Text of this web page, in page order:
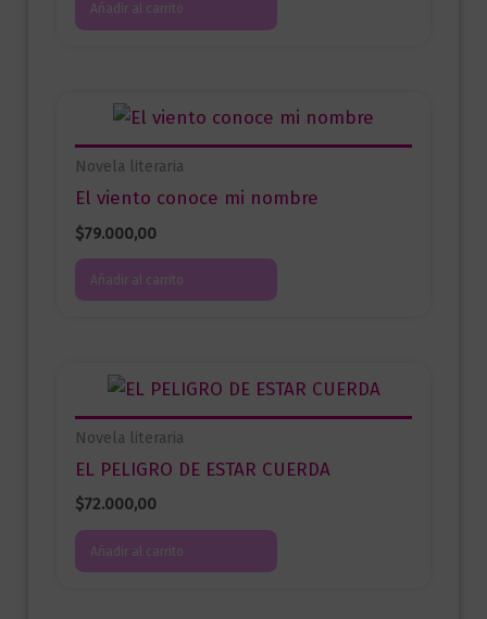
Añadir al carrito
Novela literaria
El viento conoce mi nombre
$79.000,00
Añadir al carrito
Novela literaria
EL PELIGRO DE ESTAR CUERDA
$72.000,00
Añadir al carrito